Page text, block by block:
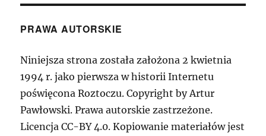
PRAWA AUTORSKIE
Niniejsza strona została założona 2 kwietnia
1994 r. jako pierwsza w historii Internetu
poświęcona Roztoczu. Copyright by Artur
Pawłowski. Prawa autorskie zastrzeżone.
Licencja CC-BY 4.0. Kopiowanie materiałów jest